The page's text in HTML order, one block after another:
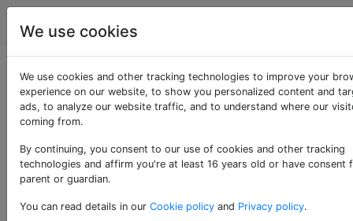
Fotografie
Als «history»
getaggte Fragen
Fragen zur Geschichte der Fotografie, einschließlich
der Frage, warum die Dinge so sind, wie sie heute sind.
4
Welche historischen Gründe gibt
We use cookies
We use cookies and other tracking technologies to improve your
experience on our website, to show you personalized content and
ads, to analyze our website traffic, and to understand where our
coming from.
By continuing, you consent to our use of cookies and other tracking
technologies and affirm you're at least 16 years old or have consent
parent or guardian.
You can read details in our Cookie policy and Privacy policy.